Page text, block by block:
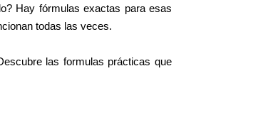
Hay fórmulas exactas para esas
todas las veces.
las formulas prácticas que